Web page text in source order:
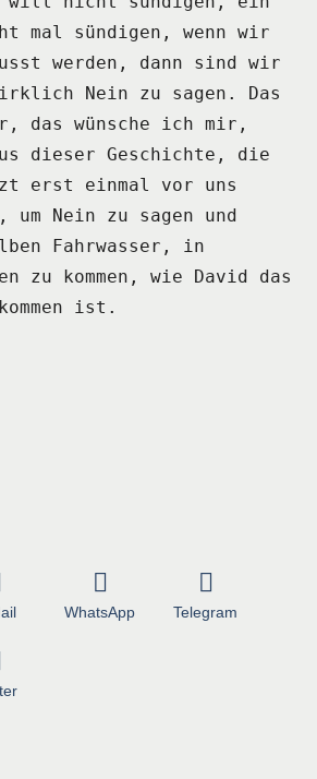
mal sündigen, wenn wir
werden, dann sind wir
Nein zu sagen.
Das
das wünsche ich mir,
dieser Geschichte, die
erst einmal vor uns
Nein zu sagen und
Fahrwasser,
in
zu kommen, wie David das
ist.
WhatsApp Telegram